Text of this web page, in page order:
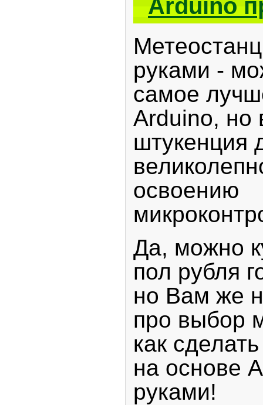
Arduino
руками -
самое
Arduino, но
штукенция
освоению
Да, можно
пол рубля
но Вам же
про выбор
как
на основе
руками!